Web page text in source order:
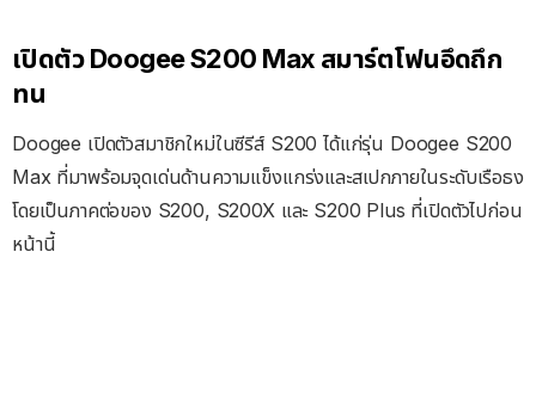
เปิดตัว Doogee S200 Max สมาร์ตโฟนอึดถึก
ทน
Doogee เปิดตัวสมาชิกใหม่ในซีรีส์ S200 ได้แก่รุ่น Doogee S200
Max ที่มาพร้อมจุดเด่นด้านความแข็งแกร่งและสเปกภายในระดับเรือธง
โดยเป็นภาคต่อของ S200, S200X และ S200 Plus ที่เปิดตัวไปก่อน
หน้านี้